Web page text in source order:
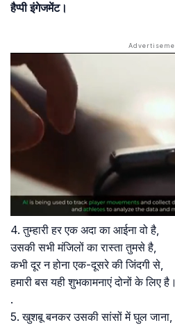
हैप्पी इंगेजमेंट।
4. तुम्हारी हर एक अदा का आईना वो है,
उसकी सभी मंजिलों का रास्ता तुमसे है,
कभी दूर न होना एक-दूसरे की जिंदगी से,
हमारी बस यही शुभकामनाएं दोनों के लिए है।
.
5. खुशबू बनकर उसकी सांसों में घुल जाना,